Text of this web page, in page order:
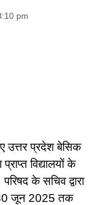
pm
उत्तर प्रदेश बेसिक
विद्यालयों के
के सचिव द्वारा
जून 2025 तक